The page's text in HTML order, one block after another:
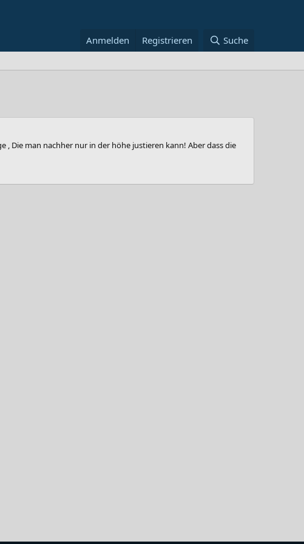
Anmelden Registrieren Suche
Die man nachher nur in der höhe justieren kann! Aber dass die